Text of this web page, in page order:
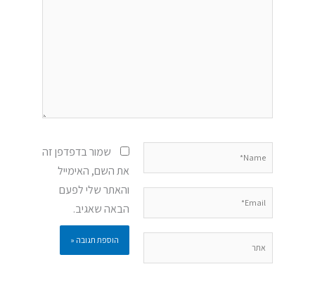
שמור בדפדפן זה
את השם, האימייל
והאתר שלי לפעם
הבאה שאגיב.